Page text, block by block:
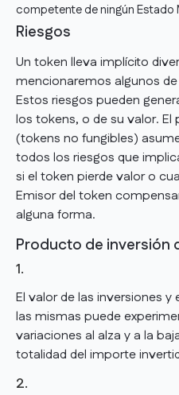
competente de ningún Estado
Riesgos
Un token lleva implícito
mencionaremos algunos
Estos riesgos pueden
los tokens, o de su valor. El
(tokens no fungibles)
todos los riesgos que
si el token pierde valor o
Emisor del token
alguna forma.
Producto de inversión
1.
El valor de las inversiones
las mismas puede
variaciones al alza y a la
totalidad del importe
2.